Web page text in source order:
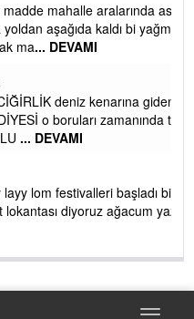
aralarında asvalt döke
kaldı bi yağmurda
kenarına giden yola
zamanında tüm ereğli
başladı biz halk
ağacum yaz